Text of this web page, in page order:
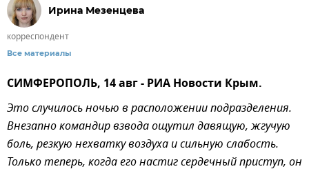
Ирина Мезенцева
корреспондент
Все материалы
СИМФЕРОПОЛЬ, 14 авг - РИА Новости Крым.
Это случилось ночью в расположении подразделения.
Внезапно командир взвода ощутил давящую, жгучую
боль, резкую нехватку воздуха и сильную слабость.
Только теперь, когда его настиг сердечный приступ, он